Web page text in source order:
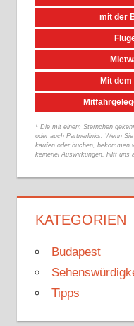
mit der
Mit
* Die mit einem Sternchen
oder auch Partnerlinks. Wenn
kaufen oder buchen, bekommen
keinerlei Auswirkungen, hilft uns
KATEGORIEN
Budapest
Tipps